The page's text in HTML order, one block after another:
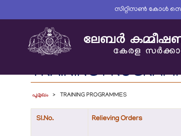
സിറ്റിസൺ കോൾ
TRAINING
പൂമുഖം TRAINING PROGRAMMES
Sl.No. Relieving Orders